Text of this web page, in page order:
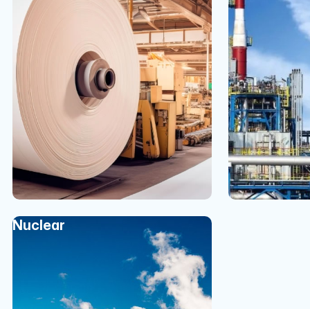
Nuclear